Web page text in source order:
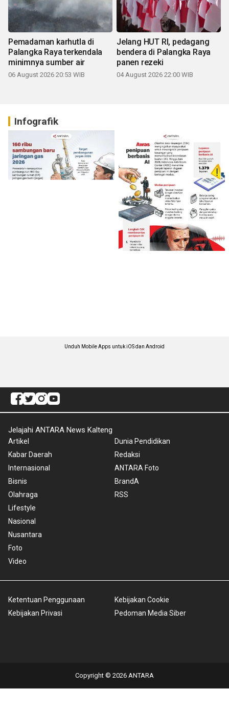
Pemadaman karhutla di
Palangka Raya terkendala
minimnya sumber air
06 August 2026 20:53 WIB
Jelang HUT RI, pedagang
bendera di Palangka Raya
panen rezeki
04 August 2026 22:00 WIB
Infografik
Unduh Mobile Apps untuk iOS dan Android
Artikel
Kabar Daerah
Internasional
Bisnis
Olahraga
Lifestyle
Nasional
Nusantara
Foto
Video
Redaksi
ANTARA Foto
BrandA
RSS
Kebijakan Privasi
Pedoman Media Siber